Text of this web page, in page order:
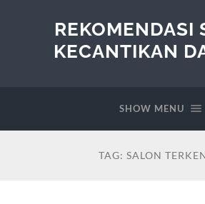
REKOMENDASI
KECANTIKAN
SHOW MENU
TAG: SALON